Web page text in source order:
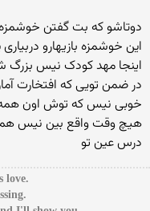
دوتاشو که بت گفتن
این خوشمزه بازیهارو
اینجا مهد کودک نیس بزرگ
در ضمن تویی که افتخارت
خوبی نیس که توش اون
هیچ وقت واقع بین نیس
درس عین تو
.What's life? Life is love
.What's love? A kissing